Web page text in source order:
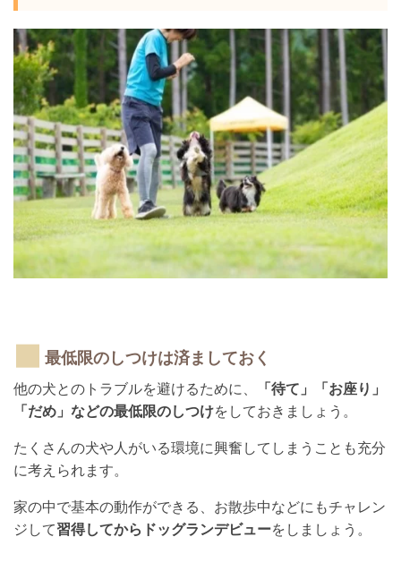
最低限のしつけは済ましておく
他の犬とのトラブルを避けるために、
「待て」「お座り」
「だめ」などの最低限のしつけをしておきましょう。
たくさんの犬や人がいる環境に興奮してしまうことも充分
に考えられます。
家の中で基本の動作ができる、お散歩中などにもチャレン
ジして習得してからドッグランデビューをしましょう。